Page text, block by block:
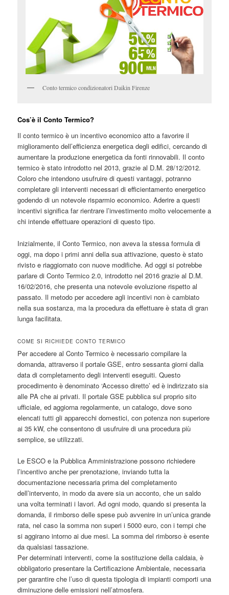
Conto termico condizionatori Daikin Firenze
Cos’è il Conto Termico?
Il conto termico è un incentivo economico atto a favorire il
miglioramento dell’efficienza energetica degli edifici, cercando di
aumentare la produzione energetica da fonti rinnovabili. Il conto
termico è stato introdotto nel 2013, grazie al D.M. 28/12/2012.
Coloro che intendono usufruire di questi vantaggi, potranno
completare gli interventi necessari di efficientamento energetico
godendo di un notevole risparmio economico. Aderire a questi
incentivi significa far rientrare l’investimento molto velocemente a
chi intende effettuare operazioni di questo tipo.
Inizialmente, il Conto Termico, non aveva la stessa formula di
oggi, ma dopo i primi anni della sua attivazione, questo è stato
rivisto e riaggiornato con nuove modifiche. Ad oggi si potrebbe
parlare di Conto Termico 2.0, introdotto nel 2016 grazie al D.M.
16/02/2016, che presenta una notevole evoluzione rispetto al
passato. Il metodo per accedere agli incentivi non è cambiato
nella sua sostanza, ma la procedura da effettuare è stata di gran
lunga facilitata.
COME SI RICHIEDE CONTO TERMICO
Per accedere al Conto Termico è necessario compilare la
domanda, attraverso il portale GSE, entro sessanta giorni dalla
data di completamento degli interventi eseguiti. Questo
procedimento è denominato ‘Accesso diretto’ ed è indirizzato sia
alle PA che ai privati. Il portale GSE pubblica sul proprio sito
ufficiale, ed aggiorna regolarmente, un catalogo, dove sono
elencati tutti gli apparecchi domestici, con potenza non superiore
ai 35 kW, che consentono di usufruire di una procedura più
semplice, se utilizzati.
Le ESCO e la Pubblica Amministrazione possono richiedere
l’incentivo anche per prenotazione, inviando tutta la
documentazione necessaria prima del completamento
dell’intervento, in modo da avere sia un acconto, che un saldo
una volta terminati i lavori. Ad ogni modo, quando si presenta la
domanda, il rimborso delle spese può avvenire in un’unica grande
rata, nel caso la somma non superi i 5000 euro, con i tempi che
si aggirano intorno ai due mesi. La somma del rimborso è esente
da qualsiasi tassazione.
Per determinati interventi, come la sostituzione della caldaia, è
obbligatorio presentare la Certificazione Ambientale, necessaria
per garantire che l’uso di questa tipologia di impianti comporti una
diminuzione delle emissioni nell’atmosfera.